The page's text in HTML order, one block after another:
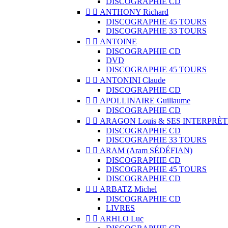
  ANTHONY Richard
DISCOGRAPHIE 45 TOURS
DISCOGRAPHIE 33 TOURS
  ANTOINE
DISCOGRAPHIE CD
DVD
DISCOGRAPHIE 45 TOURS
  ANTONINI Claude
DISCOGRAPHIE CD
  APOLLINAIRE Guillaume
DISCOGRAPHIE CD
  ARAGON Louis & SES
DISCOGRAPHIE CD
DISCOGRAPHIE 33 TOURS
  ARAM (Aram SÉDÉFIAN)
DISCOGRAPHIE CD
DISCOGRAPHIE 45 TOURS
DISCOGRAPHIE CD
  ARBATZ Michel
DISCOGRAPHIE CD
LIVRES
  ARHLO Luc